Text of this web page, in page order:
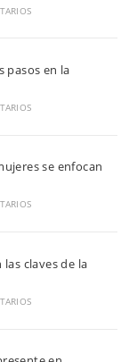
pasos en la
se enfocan
claves de la